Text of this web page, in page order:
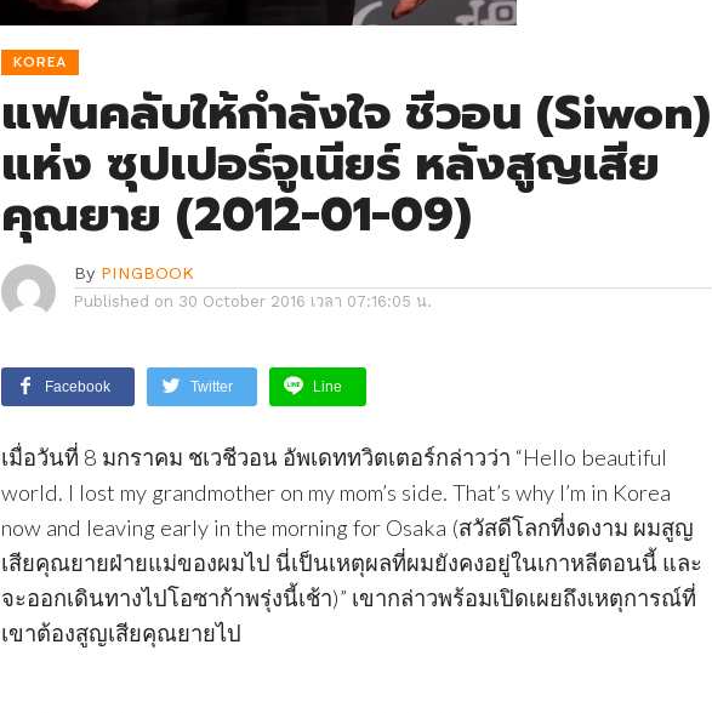
KOREA
แฟนคลับให้กำลังใจ ชีวอน (Siwon)
แห่ง ซุปเปอร์จูเนียร์ หลังสูญเสีย
คุณยาย (2012-01-09)
By PINGBOOK
Published on 30 October 2016 เวลา 07:16:05 น.
Facebook Twitter Line
เมื่อวันที่ 8 มกราคม ชเวชีวอน อัพเดททวิตเตอร์กล่าวว่า “Hello beautiful
world. I lost my grandmother on my mom’s side. That’s why I’m in Korea
now and leaving early in the morning for Osaka (สวัสดีโลกที่งดงาม ผมสูญ
เสียคุณยายฝ่ายแม่ของผมไป นี่เป็นเหตุผลที่ผมยังคงอยู่ในเกาหลีตอนนี้ และ
จะออกเดินทางไปโอซาก้าพรุ่งนี้เช้า)” เขากล่าวพร้อมเปิดเผยถึงเหตุการณ์ที่
เขาต้องสูญเสียคุณยายไป